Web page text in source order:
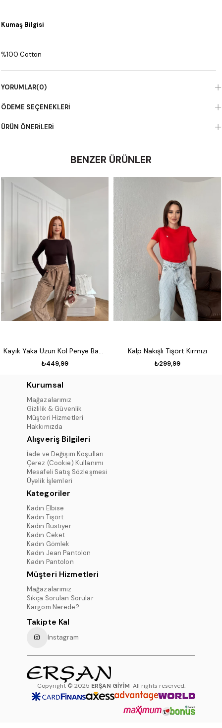
Kumaş Bilgisi
%100 Cotton
YORUMLAR(0)
ÖDEME SEÇENEKLERI
ÜRÜN ÖNERILERI
BENZER ÜRÜNLER
Kayık Yaka Uzun Kol Penye Badi Koyu kahve
₺449,99
Kalp Nakışlı Tişört Kırmızı
₺299,99
Kurumsal
Mağazalarımız
Gizlilik & Güvenlik
Müşteri Hizmetleri
Hakkımızda
Alışveriş Bilgileri
İade ve Değişim Koşulları
Çerez (Cookie) Kullanımı
Mesafeli Satış Sözleşmesi
Üyelik İşlemleri
Kategoriler
Kadın Elbise
Kadın Tişört
Kadın Büstiyer
Kadın Ceket
Kadın Gömlek
Kadın Jean Pantolon
Kadın Pantolon
Müşteri Hizmetleri
Mağazalarımız
Sıkça Sorulan Sorular
Kargom Nerede?
Takipte Kal
Instagram
Copyright © 2025 ERŞAN GİYİM All rights reserved.